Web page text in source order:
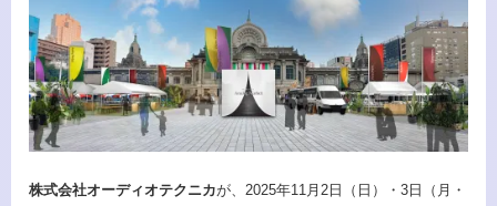
株式会社オーディオテクニカが、2025年11月2日（日）・3日（月・